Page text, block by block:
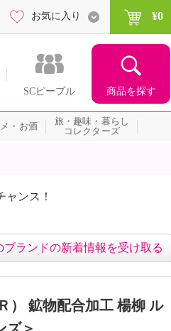
SCピープル 商品を探す
お気に入り ¥0
・お酒
旅・趣味・暮らし
コレクターズ
ンス！
ブランドの新着情報を受け取る
） 鉱物配合加工 楊柳 ル